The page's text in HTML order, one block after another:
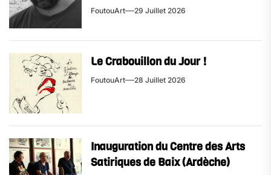
FoutouArt 29 Juillet 2026
Le Crabouillon du Jour !
FoutouArt 28 Juillet 2026
Inauguration du Centre des Arts
Satiriques de Baix (Ardèche)